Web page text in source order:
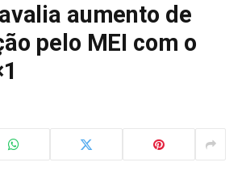
aumento de
pelo MEI com o